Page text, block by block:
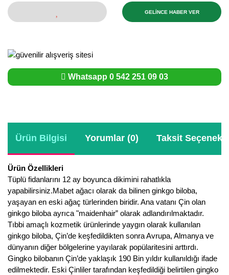
GELİNCE HABER VER
Whatsapp 0 542 251 09 03
Ürün Bilgisi Yorumlar (0) Taksit
Ürün Özellikleri
Tüplü fidanlarını 12 ay boyunca dikimini rahatlıkla
yapabilirsiniz.Mabet ağacı olarak da bilinen ginkgo biloba,
yaşayan en eski ağaç türlerinden biridir. Ana vatanı Çin olan
ginkgo biloba ayrıca "maidenhair” olarak adlandırılmaktadır.
Tıbbi amaçlı kozmetik ürünlerinde yaygın olarak kullanılan
ginkgo biloba, Çin’de keşfedildikten sonra Avrupa, Almanya ve
dünyanın diğer bölgelerine yayılarak popülaritesini arttırdı.
Gingko bilobanın Çin’de yaklaşık 190 Bin yıldır kullanıldığı ifade
edilmektedir. Eski Çinliler tarafından keşfedildiği belirtilen gingko